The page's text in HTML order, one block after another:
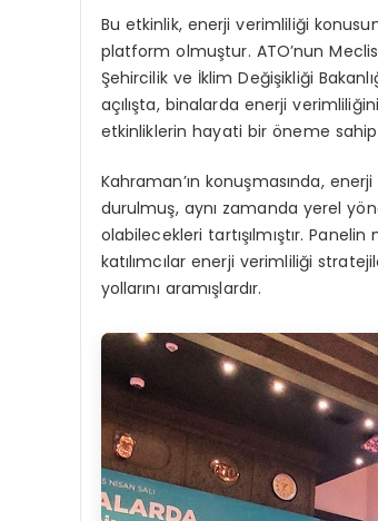
Bu etkinlik, enerji verimliliği
platform olmuştur. ATO’nun
Şehircilik ve İklim Değişikliği
açılışta, binalarda enerji
etkinliklerin hayati bir öneme
Kahraman’ın konuşmasında,
durulmuş, aynı zamanda yerel
olabilecekleri tartışılmıştır.
katılımcılar enerji verimliliği
yollarını aramışlardır.